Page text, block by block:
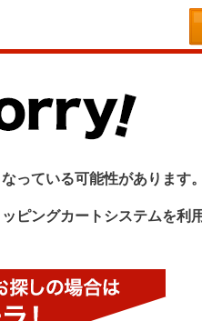
っている可能性があります。
ピングカートシステムを利